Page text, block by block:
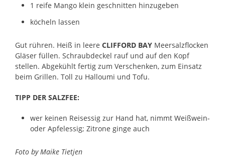
1 reife Mango klein geschnitten hinzugeben
köcheln lassen
Gut rühren. Heiß in leere CLIFFORD BAY Meersalzflocken
Gläser füllen. Schraubdeckel rauf und auf den Kopf
stellen. Abgekühlt fertig zum Verschenken, zum Einsatz
beim Grillen. Toll zu Halloumi und Tofu.
TIPP DER SALZFEE:
wer keinen Reisessig zur Hand hat, nimmt Weißwein-
oder Apfelessig; Zitrone ginge auch
Foto by Maike Tietjen